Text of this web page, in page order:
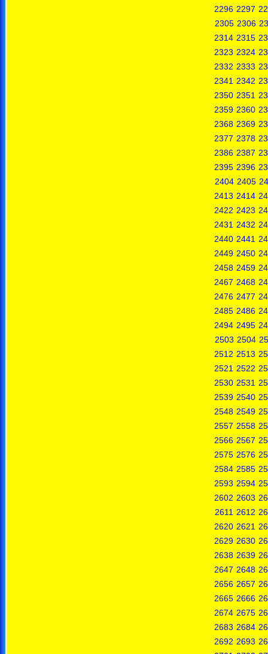
2296 2297
2305 2306
2314 2315
2323 2324
2332 2333
2341 2342
2350 2351
2359 2360
2368 2369
2377 2378
2386 2387
2395 2396
2404 2405
2413 2414
2422 2423
2431 2432
2440 2441
2449 2450
2458 2459
2467 2468
2476 2477
2485 2486
2494 2495
2503 2504
2512 2513
2521 2522
2530 2531
2539 2540
2548 2549
2557 2558
2566 2567
2575 2576
2584 2585
2593 2594
2602 2603
2611 2612
2620 2621
2629 2630
2638 2639
2647 2648
2656 2657
2665 2666
2674 2675
2683 2684
2692 2693